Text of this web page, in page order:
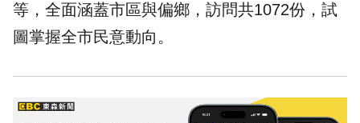
等，全面涵蓋市區與偏鄉，訪問共1072份，試
圖掌握全市民意動向。